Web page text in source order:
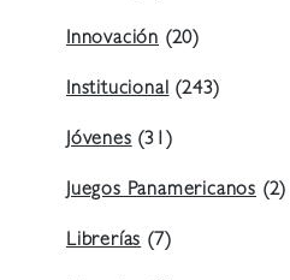
Innovación (20)
Institucional (243)
Jóvenes (31)
Juegos Panamericanos (2)
Librerías (7)